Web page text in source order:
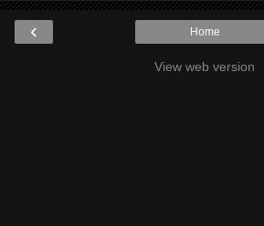
‹ Home
View web version